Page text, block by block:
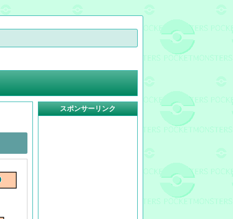
スポンサーリンク